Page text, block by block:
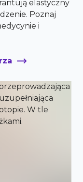
elastyczny
Poznaj
i